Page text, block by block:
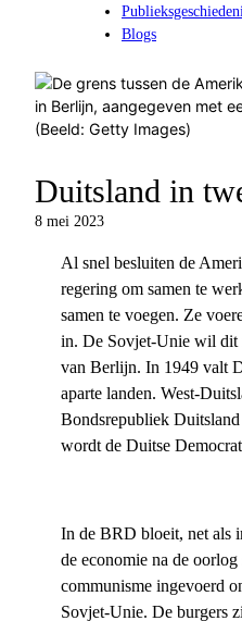
Blogs
Duitsland in
8 mei 2023
Al snel besluiten de
regering om samen te
samen te voegen. Ze
in. De Sovjet-Unie wil dit
van Berlijn. In 1949 valt
aparte landen. West-
Bondsrepubliek
wordt de Duitse
In de BRD bloeit, net als
de economie na de
communisme ingevoerd
Sovjet-Unie. De burgers